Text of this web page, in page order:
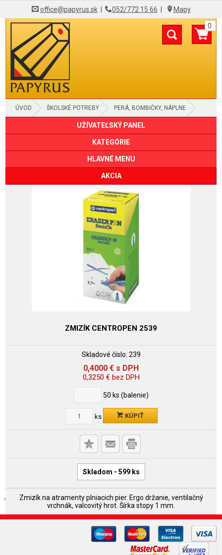
office@papyrus.sk| 052/772 15 66 Mapy
0
ÚVOD ŠKOLSKÉ POTREBY PERÁ, BOMBIČKY, NÁPLNE
UŽÍVATEĽSKÝ PANEL
KATEGÓRIE
HLAVNÉ MENU
AKCIA
ZMIZÍK CENTROPEN 2539
Skladové číslo: 239
0,4000 € s DPH
0,3250 €bez DPH
50 ks (balenie)
ks KÚPIŤ
Skladom - 599 ks
Zmizík na atramenty plniacich pier. Ergo držanie, ventilačný
vrchnák, valcovitý hrot. Šírka stopy 1 mm.